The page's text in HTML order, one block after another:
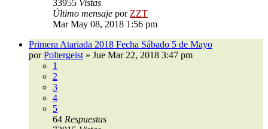
33955 Vistas
Último mensaje por ZZT
Mar May 08, 2018 1:56 pm
Primera Atariada 2018 Fecha Sábado 5 de Mayo
porPoltergeist » Jue Mar 22, 2018 3:47 pm
1
2
3
4
5
64 Respuestas